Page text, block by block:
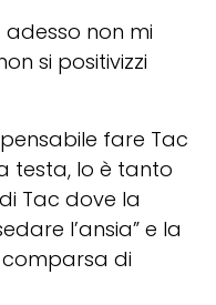
non mi
si positivizzi
fare Tac
testa, lo è tanto
Tac dove la
l’ansia” e la
di